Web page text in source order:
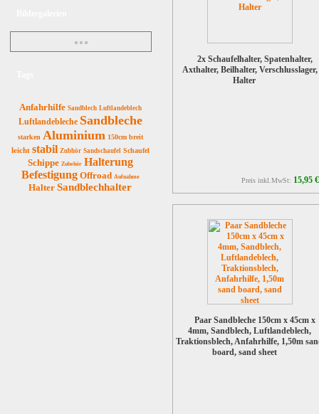
Anfahrhilfe Sandblech Luftlandeblech
Luftlandebleche Sandbleche
starken Aluminium 150cm breit
leicht stabil Zubhör Sandschaufel Schaufel
Schippe Zubehör Halterung
Befestigung Offroad Aufnahme
Halter Sandblechhalter
2x Schaufelhalter, Spatenhalter,
Axthalter, Beilhalter, Verschlusslager,
Halter
Preis inkl.MwSt: 15,95 €
Paar Sandbleche 150cm x 45cm x
4mm, Sandblech, Luftlandeblech,
Traktionsblech, Anfahrhilfe, 1,50m
board, sand sheet